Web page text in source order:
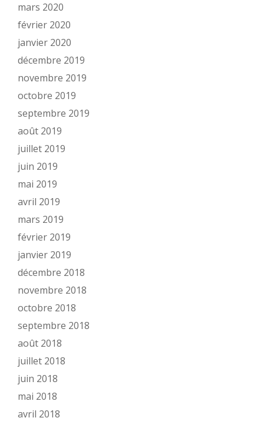
mars 2020
février 2020
janvier 2020
décembre 2019
novembre 2019
octobre 2019
septembre 2019
août 2019
juillet 2019
juin 2019
mai 2019
avril 2019
mars 2019
février 2019
janvier 2019
décembre 2018
novembre 2018
octobre 2018
septembre 2018
août 2018
juillet 2018
juin 2018
mai 2018
avril 2018